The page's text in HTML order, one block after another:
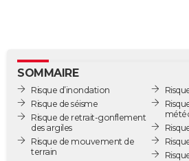
BONS PLANS
CARTE DE VOEUX
Carte de Noël
Carte Bonne année
Carte Saint-Valentin
Carte Pâques
Carte d'anniversaire
DICTIONNAIRE
Dictionnaire
Biographies
Citations
Expressions
Proverbes
PROGRAMME TV
SOMMAIRE
Risque d’inondation
Risque de séisme
Risque de retrait-gonflement
des argiles
Risque de mouvement de
terrain